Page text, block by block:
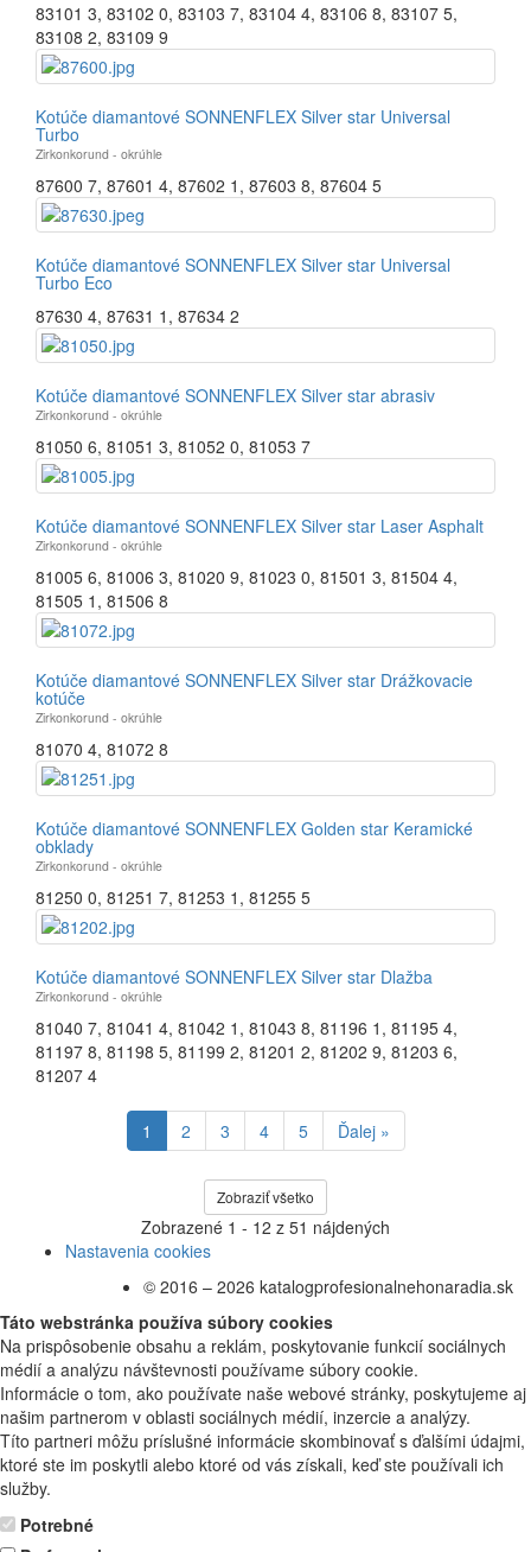
83101 3, 83102 0, 83103 7, 83104 4, 83106 8, 83107 5,
83108 2, 83109 9
Kotúče diamantové SONNENFLEX Silver star Universal
Turbo
Zirkonkorund - okrúhle
87600 7, 87601 4, 87602 1 , 87603 8, 87604 5
Kotúče diamantové SONNENFLEX Silver star Universal
Turbo Eco
87630 4, 87631 1 , 87634 2
Kotúče diamantové SONNENFLEX Silver star abrasiv
Zirkonkorund - okrúhle
81050 6, 81051 3, 81052 0, 81053 7
Kotúče diamantové SONNENFLEX Silver star Laser Asphalt
Zirkonkorund - okrúhle
81005 6, 81006 3, 81020 9, 81023 0, 81501 3, 81504 4,
81505 1 , 81506 8
Kotúče diamantové SONNENFLEX Silver star Drážkovacie
kotúče
Zirkonkorund - okrúhle
81070 4, 81072 8
Kotúče diamantové SONNENFLEX Golden star Keramické
obklady
Zirkonkorund - okrúhle
81250 0, 81251 7, 81253 1 , 81255 5
Kotúče diamantové SONNENFLEX Silver star Dlažba
Zirkonkorund - okrúhle
81040 7, 81041 4, 81042 1 , 81043 8, 81196 1 , 81195 4,
81197 8, 81198 5, 81199 2, 81201 2, 81202 9, 81203 6,
81207 4
1 2 3 4 5 Ďalej »
Zobraziť všetko
Zobrazené 1 - 12 z 51 nájdených
Nastavenia cookies
© 2016 – 2026 katalogprofesionalnehonaradia.sk
Táto webstránka používa súbory cookies
Na prispôsobenie obsahu a reklám, poskytovanie funkcií sociálnych
médií a analýzu návštevnosti používame súbory cookie.
Informácie o tom, ako používate naše webové stránky, poskytujeme aj
našim partnerom v oblasti sociálnych médií, inzercie a analýzy.
Títo partneri môžu príslušné informácie skombinovať s ďalšími údajmi,
ktoré ste im poskytli alebo ktoré od vás získali, keď ste používali ich
služby.
Potrebné